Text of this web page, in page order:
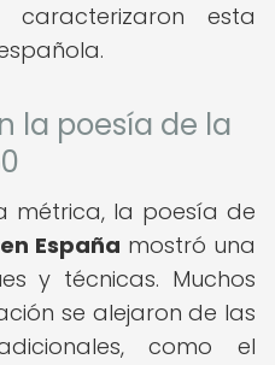
caracterizaron esta
la poesía de la
métrica, la poesía de
España mostró una
y técnicas. Muchos
se alejaron de las
como el